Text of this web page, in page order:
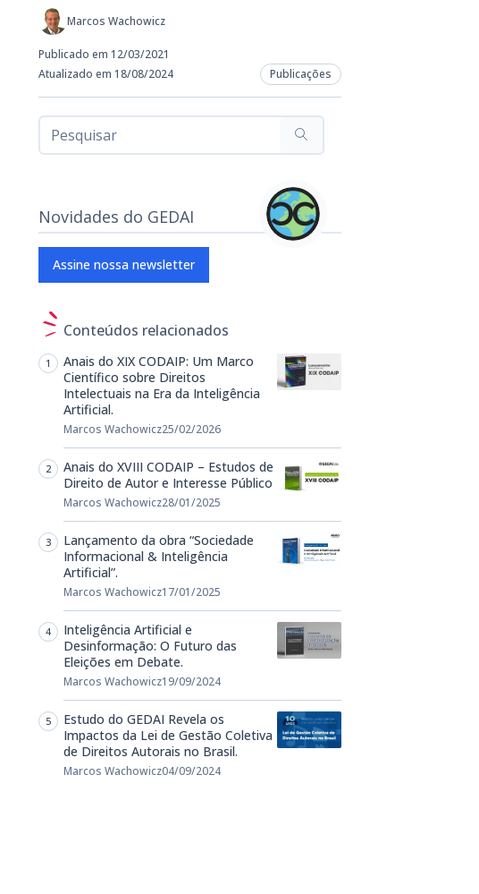
Marcos Wachowicz
Publicado em 12/03/2021
Atualizado em 18/08/2024
Publicações
Novidades do GEDAI
Assine nossa newsletter
Conteúdos relacionados
Anais do XIX CODAIP: Um Marco
Científico sobre Direitos
Intelectuais na Era da Inteligência
Artificial.
Marcos Wachowicz25/02/2026
Anais do XVIII CODAIP – Estudos de
Direito de Autor e Interesse Público
Marcos Wachowicz28/01/2025
Lançamento da obra “Sociedade
Informacional & Inteligência
Artificial”.
Marcos Wachowicz17/01/2025
Inteligência Artificial e
Desinformação: O Futuro das
Eleições em Debate.
Marcos Wachowicz19/09/2024
Estudo do GEDAI Revela os
Impactos da Lei de Gestão Coletiva
de Direitos Autorais no Brasil.
Marcos Wachowicz04/09/2024